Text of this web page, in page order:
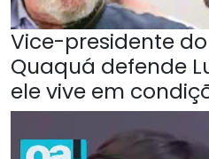
Vice-presidente
Quaquá defende
ele vive em